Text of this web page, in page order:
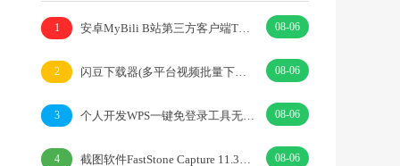
1 安卓MyBili B站第三方客户端TV版v1.6.9 08-06
2 闪豆下载器(多平台视频批量下载器)v2026.07.29 08-06
3 个人开发WPS一键免登录工具无需登录账号 08-06
4 截图软件FastStone Capture 11.3中文绿色版 08-06